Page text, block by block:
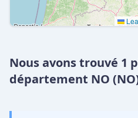
Nous avons trouvé 1
département NO